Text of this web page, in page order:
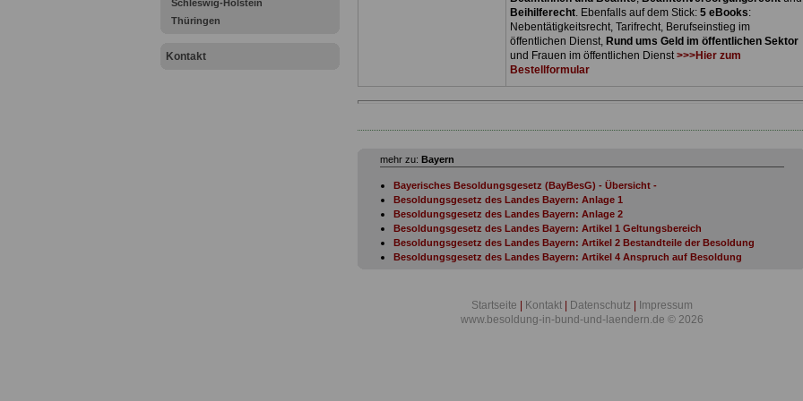
Schleswig-Holstein
Thüringen
Kontakt
Beihilferecht. Ebenfalls auf dem Stick: 5 eBooks:
Nebentätigkeitsrecht, Tarifrecht, Berufseinstieg im
öffentlichen Dienst, Rund ums Geld im öffentlichen Sektor
und Frauen im öffentlichen Dienst>>>Hier zum
Bestellformular
mehr zu: Bayern
Bayerisches Besoldungsgesetz (BayBesG) - Übersicht -
Besoldungsgesetz des Landes Bayern: Anlage 1
Besoldungsgesetz des Landes Bayern: Anlage 2
Besoldungsgesetz des Landes Bayern: Artikel 1 Geltungsbereich
Besoldungsgesetz des Landes Bayern: Artikel 2 Bestandteile der Besoldung
Besoldungsgesetz des Landes Bayern: Artikel 4 Anspruch auf Besoldung
Besoldungsgesetz des Landes Bayern: Artikel 7 Besoldung bei begrenzter
Dienstfähigkeit
Startseite Kontakt Datenschutz
Impressum
www.besoldung-in-bund-und-laendern.de © 2026